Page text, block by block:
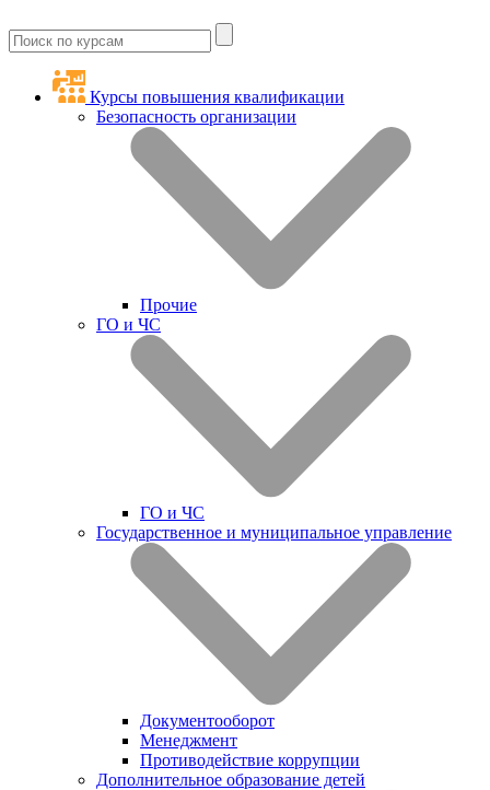
Курсы повышения квалификации
Безопасность организации
Прочие
ГО и ЧС
ГО и ЧС
Государственное и муниципальное управление
Документооборот
Менеджмент
Противодействие коррупции
Дополнительное образование детей